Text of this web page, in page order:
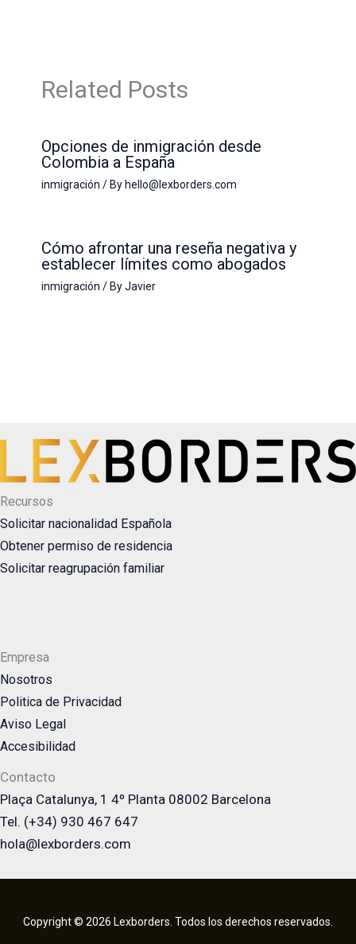
Related Posts
Opciones de inmigración desde
Colombia a España
inmigración / By hello@lexborders.com
Cómo afrontar una reseña negativa y
establecer límites como abogados
inmigración / ByJavier
Recursos
Solicitar nacionalidad Española
Obtener permiso de residencia
Solicitar reagrupación familiar
Empresa
Nosotros
Politica de Privacidad
Aviso Legal
Accesibilidad
Contacto
Plaça Catalunya, 1 4º Planta 08002 Barcelona
Tel. (+34) 930 467 647
hola@lexborders.com
Copyright © 2026 Lexborders. Todos los derechos reservados.